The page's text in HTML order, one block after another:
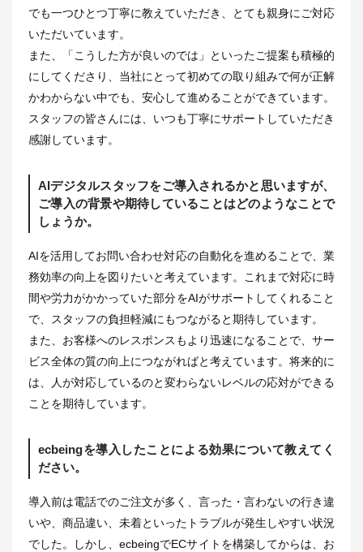
でも一つひとつ丁寧に教えていただき、とても親身にご対応
いただいています。
また、「こうした方が良いのでは」といったご提案も積極的
にしてくださり、当社にとって初めての取り組みで何が正解
かわからない中でも、安心して進めることができています。
スタッフの皆さんには、いつも丁寧にサポートしていただき
感謝しています。
AIデジタルスタッフをご導入されるかと思いますが、
ご導入の背景や期待していることはどのようなことで
しょうか。
AIを活用してお問い合わせ対応の自動化を進めることで、業
務効率の向上を図りたいと考えています。これまで対応に時
間や労力がかかっていた部分をAIがサポートしてくれること
で、スタッフの負担軽減にもつながると期待しています。
また、お客様へのレスポンスもより迅速になることで、サー
ビス全体の質の向上につながればと考えています。将来的に
は、人が対応しているのと変わらないレベルの応対ができる
ことを期待しています。
ecbeingを導入したことによる効果について教えてく
ださい。
導入前は電話でのご注文が多く、言った・言わないの行き違
いや、商品違い、未着といったトラブルが発生しやすい状況
でした。しかし、ecbeingでECサイトを構築してからは、お